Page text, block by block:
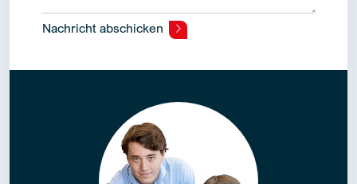
Nachricht abschicken